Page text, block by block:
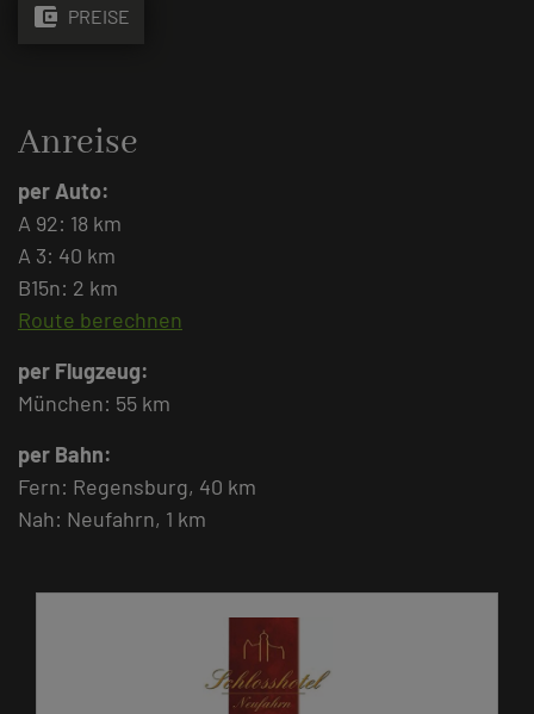
account_balance_wallet PREISE
Anreise
per Auto:
A 92: 18 km
A 3: 40 km
B15n: 2 km
Route berechnen
per Flugzeug:
München: 55 km
per Bahn:
Fern: Regensburg, 40 km
Nah: Neufahrn, 1 km